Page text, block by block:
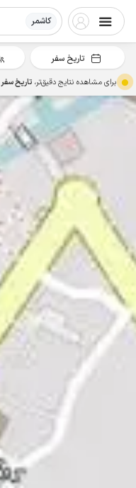
کاشمر
تاریخ سفر
برای مشاهده نتایج دقیق‌تر، تاریخ سفر